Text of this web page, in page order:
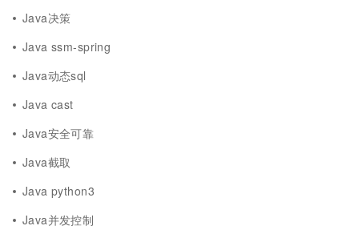
Java决策
Java ssm-spring
Java动态sql
Java cast
Java安全可靠
Java截取
Java python3
Java并发控制